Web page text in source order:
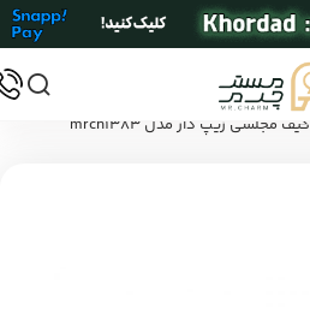
کیف مجلسی زیپ دار مدل mrch1383